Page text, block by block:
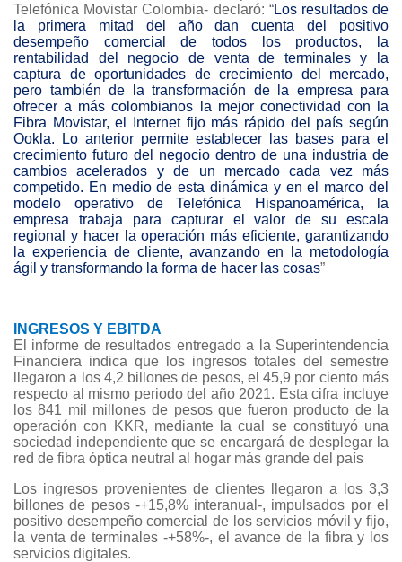
Telefónica Movistar Colombia- declaró: “Los resultados de
la primera mitad del año dan cuenta del positivo
desempeño comercial de todos los productos, la
rentabilidad del negocio de venta de terminales y la
captura de oportunidades de crecimiento del mercado,
pero también de la transformación de la empresa para
ofrecer a más colombianos la mejor conectividad con la
Fibra Movistar, el Internet fijo más rápido del país según
Ookla. Lo anterior permite establecer las bases para el
crecimiento futuro del negocio dentro de una industria de
cambios acelerados y de un mercado cada vez más
competido. En medio de esta dinámica y en el marco del
modelo operativo de Telefónica Hispanoamérica, la
empresa trabaja para capturar el valor de su escala
regional y hacer la operación más eficiente, garantizando
la experiencia de cliente, avanzando en la metodología
ágil y transformando la forma de hacer las cosas”
INGRESOS Y EBITDA
El informe de resultados entregado a la Superintendencia
Financiera indica que los ingresos totales del semestre
llegaron a los 4,2 billones de pesos, el 45,9 por ciento más
respecto al mismo periodo del año 2021. Esta cifra incluye
los 841 mil millones de pesos que fueron producto de la
operación con KKR, mediante la cual se constituyó una
sociedad independiente que se encargará de desplegar la
red de fibra óptica neutral al hogar más grande del país
Los ingresos provenientes de clientes llegaron a los 3,3
billones de pesos -+15,8% interanual-, impulsados por el
positivo desempeño comercial de los servicios móvil y fijo,
la venta de terminales -+58%-, el avance de la fibra y los
servicios digitales.